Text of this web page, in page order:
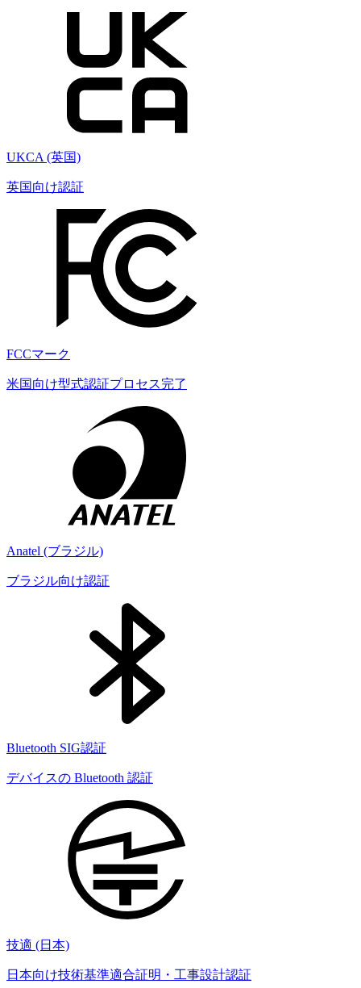
UKCA (英国)
英国向け認証
FCCマーク
米国向け型式認証プロセス完了
Anatel (ブラジル)
ブラジル向け認証
Bluetooth SIG認証
デバイスの Bluetooth 認証
技適 (日本)
日本向け技術基準適合証明・工事設計認証